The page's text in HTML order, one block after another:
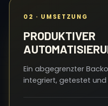
02 · UMSETZUNG
PRODUKTIVER
Ein abgegrenzter
integriert, getestet